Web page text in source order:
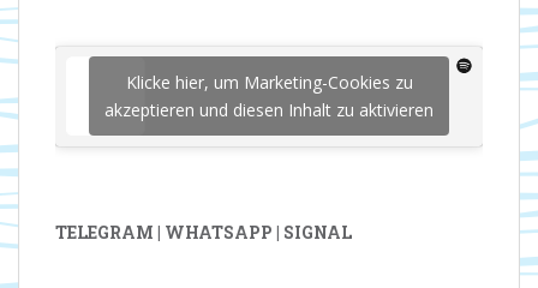
Klicke hier, um Marketing-Cookies zu
akzeptieren und diesen Inhalt zu aktivieren
TELEGRAM | WHATSAPP | SIGNAL